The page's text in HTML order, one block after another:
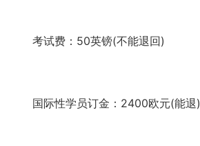
考试费：50英镑(不能退回)
国际性学员订金：2400欧元(能退)